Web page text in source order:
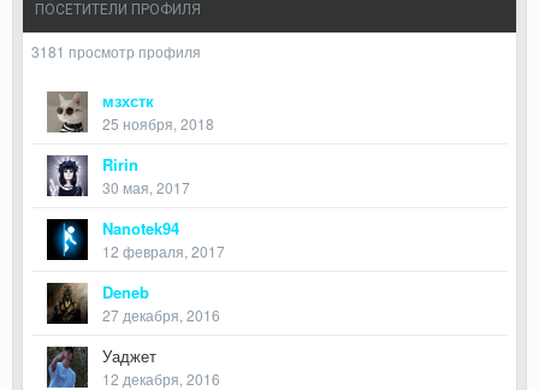
ПОСЕТИТЕЛИ ПРОФИЛЯ
3181 просмотр профиля
мзхстк
25 ноября, 2018
Ririn
30 мая, 2017
Nanotek94
12 февраля, 2017
Deneb
27 декабря, 2016
Уаджет
12 декабря, 2016